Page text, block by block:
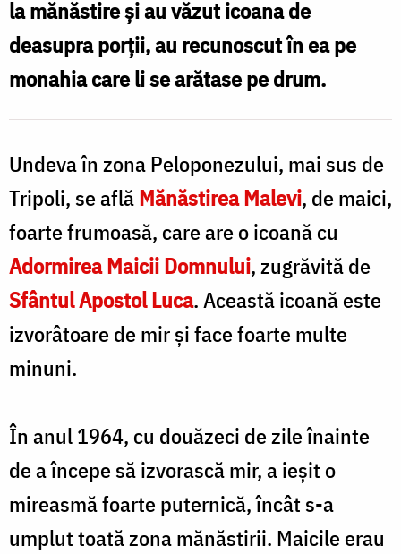
la mănăstire şi au văzut icoana de
deasupra porţii, au recunoscut în ea pe
monahia care li se arătase pe drum.
Undeva în zona Peloponezului, mai sus de
Tripoli, se aflăMănăstirea Malevi, de maici,
foarte frumoasă, care are o icoană cu
Adormirea Maicii Domnului, zugrăvită de
Sfântul Apostol Luca. Această icoană este
izvorâtoare de mir şi face foarte multe
minuni.
În anul 1964, cu douăzeci de zile înainte
de a începe să izvorască mir, a ieşit o
mireasmă foarte puternică, încât s-a
umplut toată zona mănăstirii. Maicile erau